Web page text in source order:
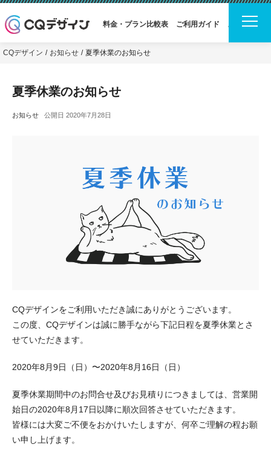
料金・プラン比較表 ご利用ガイド よくある質問
CQデザイン お知らせ 夏季休業のお知らせ
夏季休業のお知らせ
お知らせ 公開日 2020年7月28日
CQデザインをご利用いただき誠にありがとうございます。
この度、CQデザインは誠に勝手ながら下記日程を夏季休業とさ
せていただきます。
2020年8月9日（日）〜2020年8月16日（日）
夏季休業期間中のお問合せ及びお見積りにつきましては、営業開
始日の2020年8月17日以降に順次回答させていただきます。
皆様には大変ご不便をおかけいたしますが、何卒ご理解の程お願
い申し上げます。